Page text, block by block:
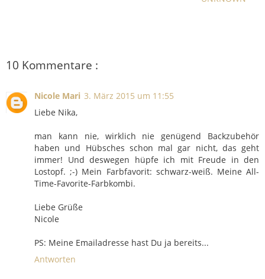
10 Kommentare :
Nicole Mari 3. März 2015 um 11:55
Liebe Nika,
man kann nie, wirklich nie genügend Backzubehör
haben und Hübsches schon mal gar nicht, das geht
immer! Und deswegen hüpfe ich mit Freude in den
Lostopf. ;-) Mein Farbfavorit: schwarz-weiß. Meine All-
Time-Favorite-Farbkombi.
Liebe Grüße
Nicole
PS: Meine Emailadresse hast Du ja bereits...
Antworten